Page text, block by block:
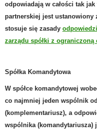
odpowiadają w całości tak
partnerskiej jest ustanowiony
stosuje się zasady
zarządu spółki z
Spółka Komandytowa
W spółce komandytowej
co najmniej jeden wspólnik
(komplementariusz), a
wspólnika (komandytariusza)